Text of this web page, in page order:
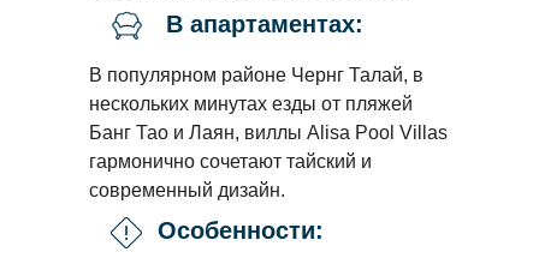
В апартаментах:
В популярном районе Чернг Талай, в
нескольких минутах езды от пляжей
Банг Тао и Лаян, виллы Alisa Pool Villas
гармонично сочетают тайский и
современный дизайн.
Особенности: